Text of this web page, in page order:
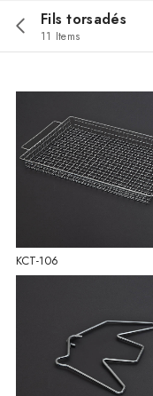
Fils torsadés
11 Items
KCT-106